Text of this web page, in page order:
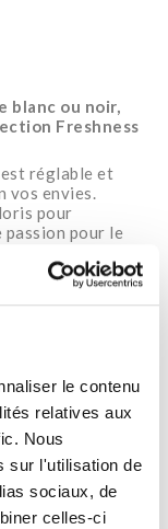
le contenu
relatives aux
Nous
sur l'utilisation de
sociaux, de
celles-ci
blanc ou noir,
Freshness
réglable et
vos envies.
pour
pour le
pour jouer ou
à l’aspect lisse